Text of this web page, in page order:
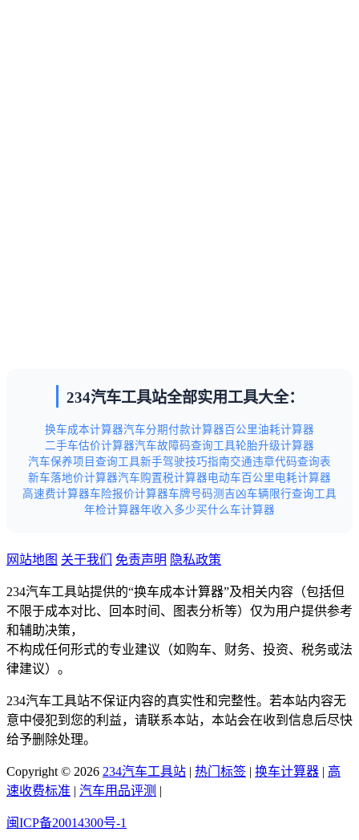
234汽车工具站全部实用工具大全：
换车成本计算器汽车分期付款计算器百公里油耗计算器
二手车估价计算器汽车故障码查询工具轮胎升级计算器
汽车保养项目查询工具新手驾驶技巧指南交通违章代码查询表
新车落地价计算器汽车购置税计算器电动车百公里电耗计算器
高速费计算器车险报价计算器车牌号码测吉凶车辆限行查询工具
年检计算器年收入多少买什么车计算器
网站地图 关于我们 免责声明 隐私政策
234汽车工具站提供的“换车成本计算器”及相关内容（包括但
不限于成本对比、回本时间、图表分析等）仅为用户提供参考
和辅助决策，
不构成任何形式的专业建议（如购车、财务、投资、税务或法
律建议）。
234汽车工具站不保证内容的真实性和完整性。若本站内容无
意中侵犯到您的利益，请联系本站，本站会在收到信息后尽快
给予删除处理。
Copyright © 2026 234汽车工具站 | 热门标签 | 换车计算器 | 高
速收费标准 | 汽车用品评测 |
闽ICP备20014300号-1